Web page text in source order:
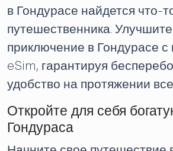
в Гондурасе найдется что-
путешественника.
приключение в Гондурасе
eSim, гарантируя
удобство на протяжении
Откройте для себя
Гондураса